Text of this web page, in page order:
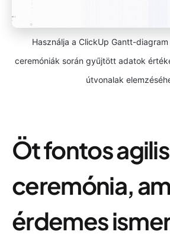
Használja a ClickUp Gantt-
ceremóniák során gyűjtött adatok
útvonalak
Öt fontos agilis
ceremónia,
érdemes